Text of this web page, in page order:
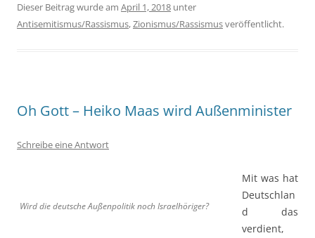
Dieser Beitrag wurde am April 1, 2018 unter
Antisemitismus/Rassismus,Zionismus/Rassismusveröffentlicht.
Oh Gott – Heiko Maas wird Außenminister
Schreibe eine Antwort
Wird die deutsche Außenpolitik noch Israelhöriger?
Mit was hat
Deutschlan
d das
verdient,